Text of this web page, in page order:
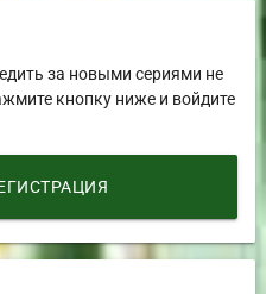
за новыми сериями не
кнопку ниже и войдите